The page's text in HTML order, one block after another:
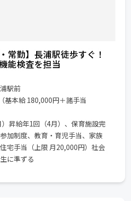
常勤】長浦駅徒歩すぐ！
能検査を担当
駅前
基本給 180,000円＋諸手当
昇給年1回（4月）、保育施設完
加制度、教育・育児手当、家族
宅手当（上限 月20,000円）社会
に準ずる